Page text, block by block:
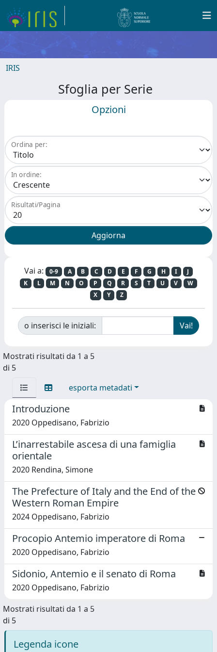
IRIS
Sfoglia per Serie
Opzioni
Ordina per:
In ordine:
Risultati/Pagina
Vai a: 0-9 A B C D E F G H I
J
K
L M N O P Q R S T U V
W
X
Y Z
o inserisci le iniziali:
Mostrati risultati da 1 a 5
di 5
esporta metadati
Introduzione
2020 Oppedisano, Fabrizio
L’inarrestabile ascesa di una famiglia
orientale
2020 Rendina, Simone
The Prefecture of Italy and the End of the
Western Roman Empire
2024 Oppedisano, Fabrizio
Procopio Antemio imperatore di Roma
2020 Oppedisano, Fabrizio
Sidonio, Antemio e il senato di Roma
2020 Oppedisano, Fabrizio
Mostrati risultati da 1 a 5
di 5
Legenda icone